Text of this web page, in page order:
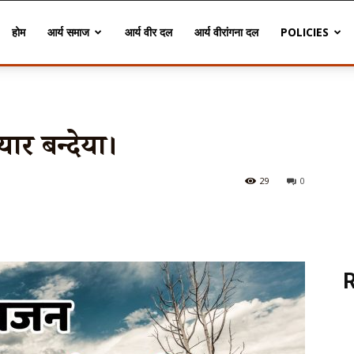
होम आर्य समाज आर्य वीर दल आर्य वीरांगना दल POLICIES
बन्देया।
0
29